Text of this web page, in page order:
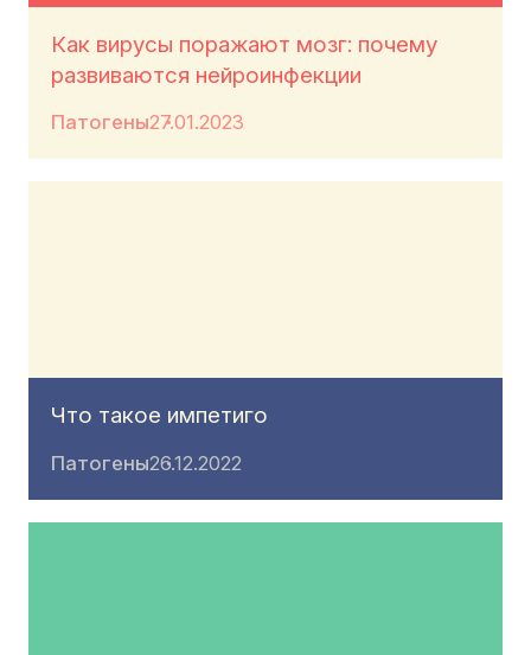
Как вирусы поражают мозг: почему
развиваются нейроинфекции
Патогены27.01.2023
Что такое импетиго
Патогены26.12.2022